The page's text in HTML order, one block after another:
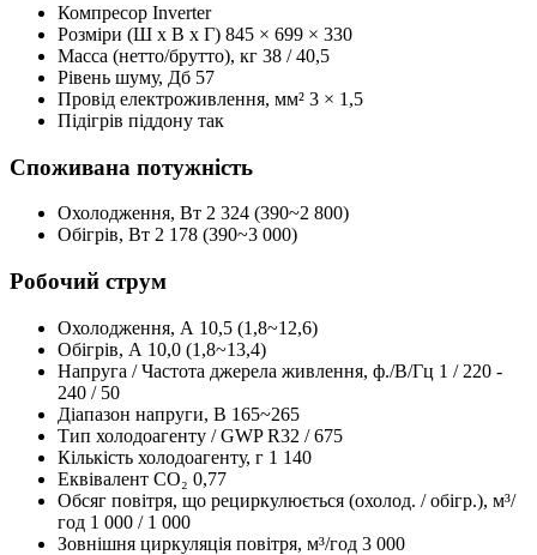
Компресор Inverter
Розміри (Ш x B x Г) 845 × 699 × 330
Масса (нетто/брутто), кг 38 / 40,5
Рівень шуму, Дб 57
Провід електроживлення, мм² 3 × 1,5
Підігрів піддону так
Споживана потужність
Охолодження, Вт 2 324 (390~2 800)
Обігрів, Вт 2 178 (390~3 000)
Робочий струм
Охолодження, А 10,5 (1,8~12,6)
Обігрів, А 10,0 (1,8~13,4)
Напруга / Частота джерела живлення, ф./В/Гц 1 / 220 -
240 / 50
Діапазон напруги, В 165~265
Тип холодоагенту / GWPR32 / 675
Кількість холодоагенту, г 1 140
Еквівалент CO₂ 0,77
Обсяг повітря, що рециркулюється (охолод. / обігр.), м³/
год 1 000 / 1 000
Зовнішня циркуляція повітря, м³/год 3 000